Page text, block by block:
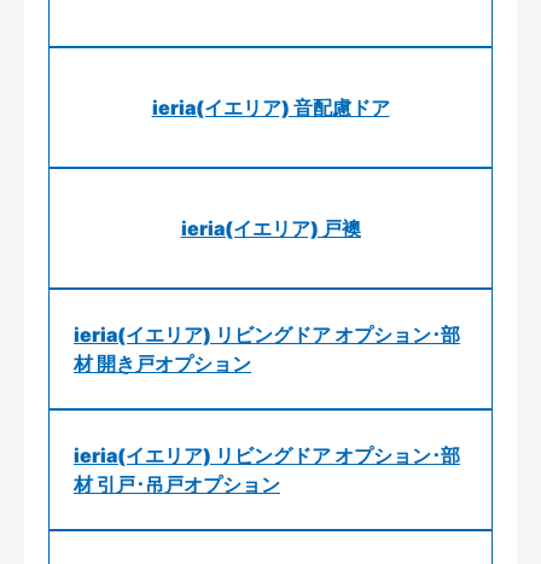
ieria(イエリア) 音配慮ドア
ieria(イエリア) 戸襖
ieria(イエリア) リビングドア オプション･部
材 開き戸オプション
ieria(イエリア) リビングドア オプション･部
材 引戸･吊戸オプション